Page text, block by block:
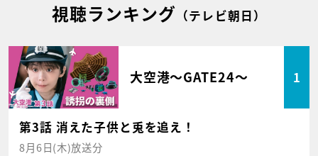
視聴ランキング （テレビ朝日）
大空港～GATE24～ 1
第3話 消えた子供と兎を追え！
8月6日(木)放送分